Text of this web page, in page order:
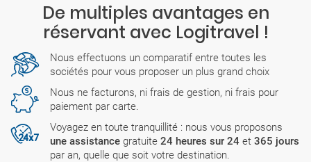
De multiples avantages en
réservant avec Logitravel !
Nous effectuons un comparatif entre toutes les
sociétés pour vous proposer un plus grand choix
Nous ne facturons, ni frais de gestion, ni frais pour
paiement par carte.
Voyagez en toute tranquillité : nous vous proposons
une assistance gratuite 24 heures sur 24 et 365 jours
par an, quelle que soit votre destination.